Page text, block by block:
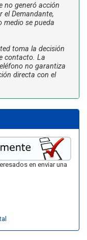
no generó acción
el Demandante,
medio se pueda
toma la decisión
contacto. La
no garantiza
directa con el
en enviar una